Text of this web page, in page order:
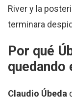
River y la
terminara
Por qué
quedando
Claudio Úbeda